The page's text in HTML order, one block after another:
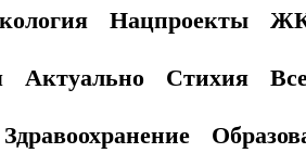
Нацпроекты
Актуально Стихия
Здравоохранение